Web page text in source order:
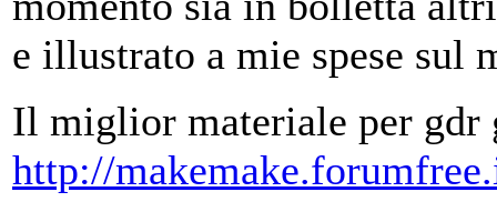
e illustrato a mie spese sul
Il miglior materiale per gdr
http://